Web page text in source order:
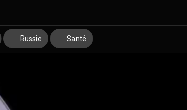
Russie Santé